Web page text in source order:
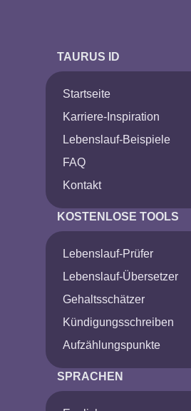
TAURUS ID
Startseite
Karriere-Inspiration
Lebenslauf-Beispiele
FAQ
Kontakt
KOSTENLOSE TOOLS
Lebenslauf-Prüfer
Lebenslauf-Übersetzer
Gehaltsschätzer
Kündigungsschreiben
Aufzählungspunkte
SPRACHEN